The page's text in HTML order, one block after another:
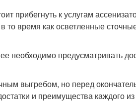
прибегнуть к услугам
время как осветленные
необходимо предусматривать
выгребом, но перед
и преимущества каждого из